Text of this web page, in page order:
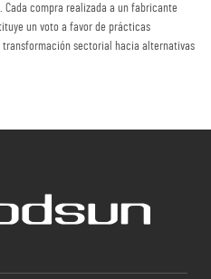
compra realizada a un fabricante
un voto a favor de prácticas
sectorial hacia alternativas